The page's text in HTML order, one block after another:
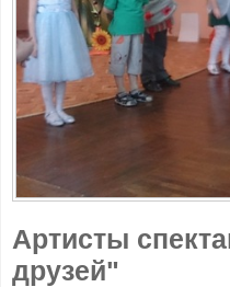
Артисты
друзей"